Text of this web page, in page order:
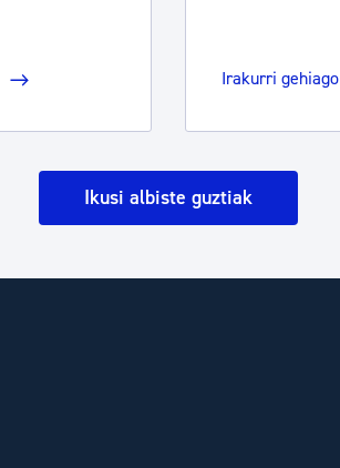
Irakurri gehiago
Ikusi albiste guztiak